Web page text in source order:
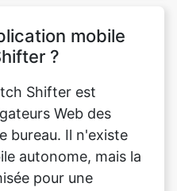
Web des
bureau. Il n'existe
autonome, mais la
pour une